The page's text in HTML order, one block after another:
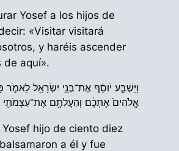
Yosef a los hijos de
«Visitar visitará
y haréis ascender
de aquí».
וַיַּשְׁבַּ֣ע יֹוסֵ֔ף אֶת־בְּנֵ֥י יִשְׂרָאֵ֖ל לֵאמֹ֑ר
אֱלֹהִים֙ אֶתְכֶ֔ם וְהַעֲלִתֶ֥ם אֶת־עַצְמֹתַ֖י
Yosef hijo de ciento diez
a él y fue